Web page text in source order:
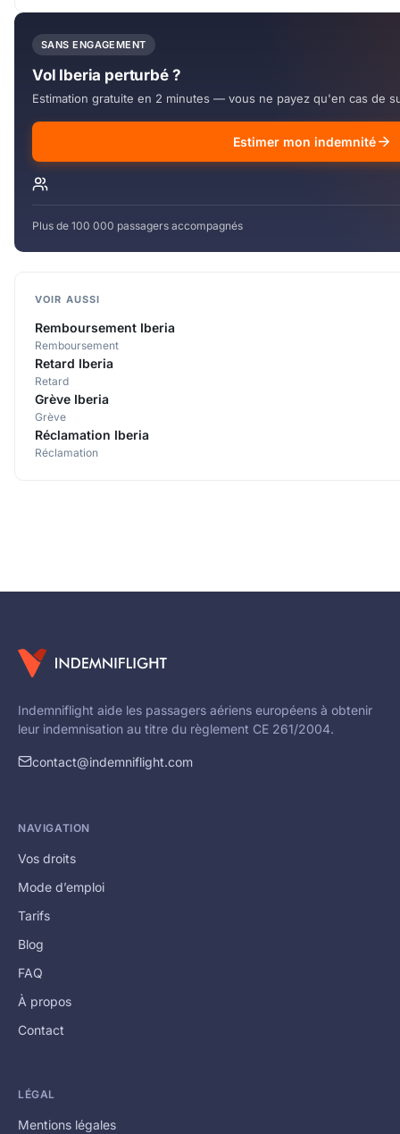
SANS ENGAGEMENT
Vol Iberia perturbé ?
Estimation gratuite en 2 minutes — vous ne payez qu'en cas de
Estimer mon indemnité
Plus de 100 000 passagers accompagnés
VOIR AUSSI
Remboursement Iberia
Remboursement
Retard Iberia
Retard
Grève Iberia
Grève
Réclamation Iberia
Réclamation
Indemniflight aide les passagers aériens européens à obtenir
leur indemnisation au titre du règlement CE 261/2004.
contact@indemniflight.com
NAVIGATION
Vos droits
Mode d’emploi
Tarifs
Blog
FAQ
À propos
Contact
LÉGAL
Mentions légales